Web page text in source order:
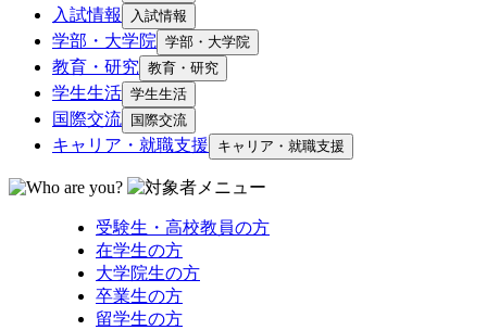
入試情報 入試情報
学部・大学院 学部・大学院
教育・研究 教育・研究
学生生活 学生生活
国際交流 国際交流
キャリア・就職支援 キャリア・就職支援
受験生・高校教員の方
在学生の方
大学院生の方
卒業生の方
留学生の方